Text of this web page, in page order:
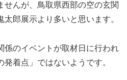
せんが、鳥取県西部の空の玄関
郎展示より多いと思います。
係のイベントが取材日に行われ
着点」ではないようです。